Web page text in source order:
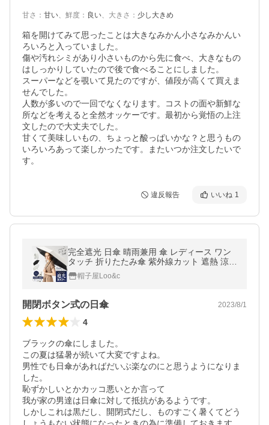
甘さ ： 甘い、 鮮度 ： 良い、 大きさ ： 少し大きめ
箱を開けてみて思ったことは大きなみかん小さなみかんい
ろいろと入っていました。
傷や汚れシミがあり小さいものから先に食べ、大きなもの
はしっかりしていたので後で食べることにしました。
スーパーなどを覗いて見たのですが、値段が高くて買えま
せんでした。
人数が多いので一回でなくなります。コストの面や新鮮な
所などを考えると全然オッケーです。最初から覚悟の上注
文したので大丈夫でした。
甘くて美味しいもの、ちょっと酸っぱいかな？と思うもの
いろいろあって楽しかったです。またいつか注文したいで
す。
違反報告 いいね 1
完全遮光 日傘 晴雨兼用 傘 レディース ワン
タッチ 折りたたみ傘 紫外線カット 遮熱 涼し
い 可愛い きれいめ UVカット 軽量 母の日 ギ
フト帽子屋Loo&c
開閉ボタン式の日傘 2023/8/1
4
ブラックの傘にしました。
この夏は猛暑が続いて大変ですよね。
男性でも日傘があればだいぶ楽なのにと思うようになりま
した。
恥ずかしいとかカッコ悪いとか言って
我が家の男達は日傘に対して抵抗があるようです。
しかしこれは黒だし、開閉式だし、ものすごく暑くてどう